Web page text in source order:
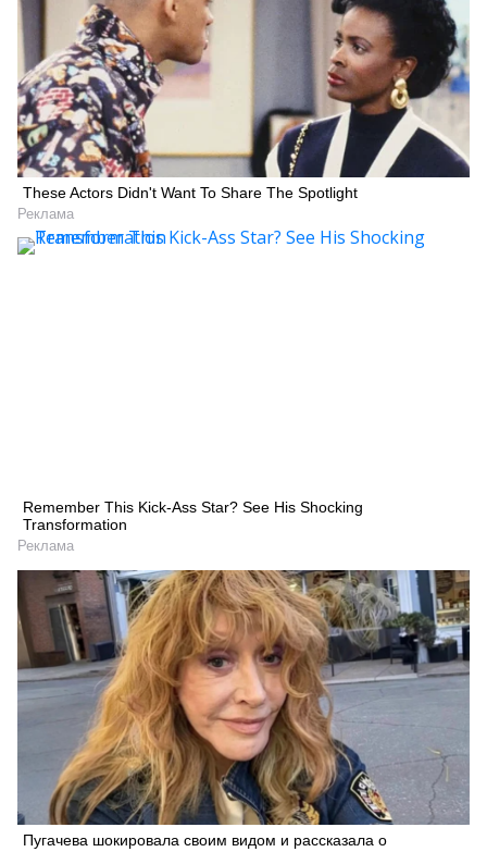
These Actors Didn't Want To Share The Spotlight
Реклама
Remember This Kick-Ass Star? See His Shocking
Transformation
Реклама
Пугачева шокировала своим видом и рассказала о